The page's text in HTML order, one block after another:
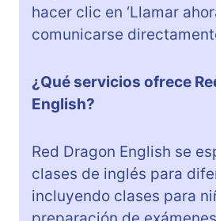
hacer clic en ‘Llamar
comunicarse
¿Qué servicios ofrece
English?
Red Dragon English se
clases de inglés para
incluyendo clases para